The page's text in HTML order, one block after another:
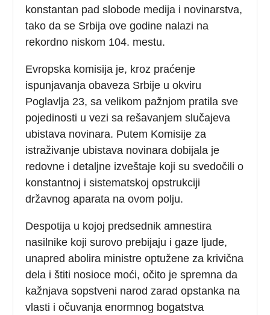
konstantan pad slobode medija i novinarstva,
tako da se Srbija ove godine nalazi na
rekordno niskom 104. mestu.
Evropska komisija je, kroz praćenje
ispunjavanja obaveza Srbije u okviru
Poglavlja 23, sa velikom pažnjom pratila sve
pojedinosti u vezi sa rešavanjem slučajeva
ubistava novinara. Putem Komisije za
istraživanje ubistava novinara dobijala je
redovne i detaljne izveštaje koji su svedočili o
konstantnoj i sistematskoj opstrukciji
državnog aparata na ovom polju.
Despotija u kojoj predsednik amnestira
nasilnike koji surovo prebijaju i gaze ljude,
unapred abolira ministre optužene za krivična
dela i štiti nosioce moći, očito je spremna da
kažnjava sopstveni narod zarad opstanka na
vlasti i očuvanja enormnog bogatstva